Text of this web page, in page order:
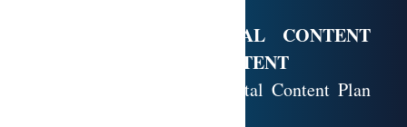
MÓDULO 3. DIGITAL CONTENT
PLAN & BRANDED CONTENT
Comprensión del Digital Content Plan